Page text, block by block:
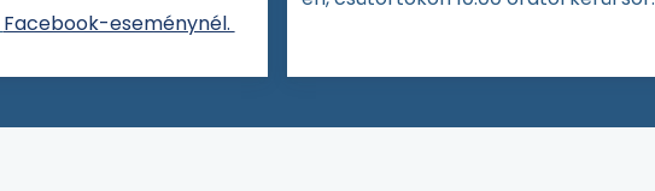
Facebook-eseménynél.